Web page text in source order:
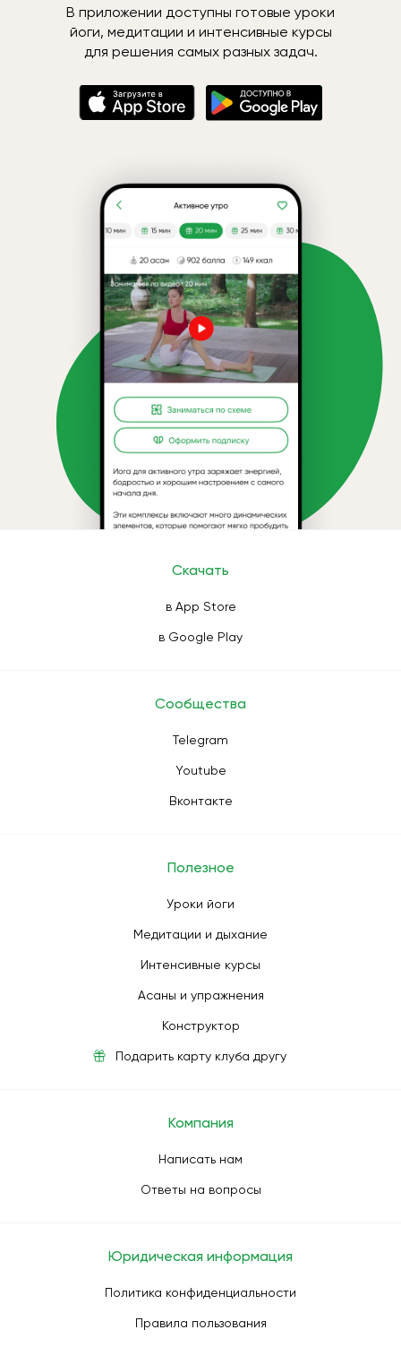
В приложении доступны готовые уроки
йоги, медитации и интенсивные курсы
для решения самых разных задач.
Скачать
в App Store
в Google Play
Сообщества
Telegram
Youtube
Вконтакте
Полезное
Уроки йоги
Медитации и дыхание
Интенсивные курсы
Асаны и упражнения
Конструктор
Подарить карту клуба другу
Компания
Написать нам
Ответы на вопросы
Юридическая информация
Политика конфиденциальности
Правила пользования